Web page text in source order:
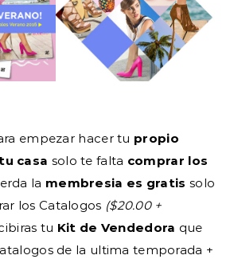
empezar hacer tu propio
casa solo te falta comprar los
la membresia es gratis solo
los Catalogos ($20.00 +
tu Kit de Vendedora que
de la ultima temporada +